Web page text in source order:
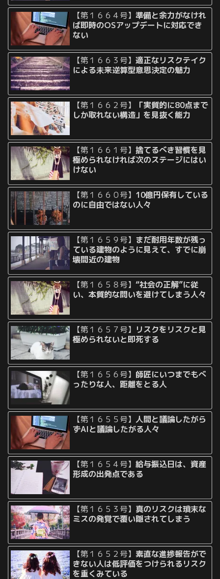
【第１６６４号】準備と余力がなけれ
ば即時のOSアップデートに対応でき
ない
【第１６６３号】適正なリスクテイク
による未来逆算型意思決定の魅力
【第１６６２号】
「実質的に80点まで
しか取れない構造」を見抜く能力
【第１６６１号】捨てるべき習慣を見
極められなければ次のステージにはい
けない
【第１６６０号】 10億円保有している
のに自由ではない人々
【第１６５９号】 まだ耐用年数が残っ
ている建物のように見えて、すでに崩
壊間近の建物
【第１６５８号】“社会の正解”に従
い、本質的な問いを避けてしまう人々
【第１６５７号】 リスクをリスクと見
極められないと即死する
【第１６５６号】 師匠にいつまでもべ
ったりな人、距離をとる人
【第１６５５号】人間と議論したがら
ずAIと議論したがる人々
【第１６５４号】給与振込日は、資産
形成の出発点である
【第１６５３号】 真のリスクは瑣末な
ミスの発覚で覆い隠されてしまう
【第１６５２号】素直な進捗報告がで
きない人は低評価をつけられるリスク
を重くみている